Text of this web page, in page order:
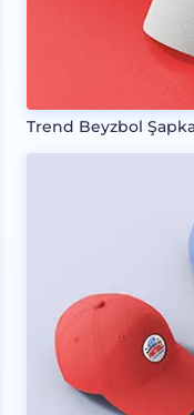
Trend Beyzbol